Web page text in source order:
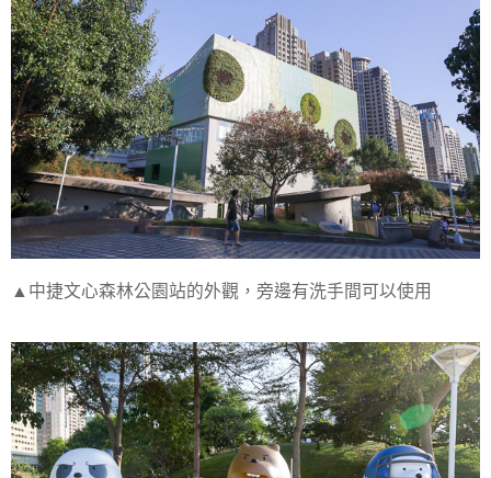
▲中捷文心森林公園站的外觀，旁邊有洗手間可以使用